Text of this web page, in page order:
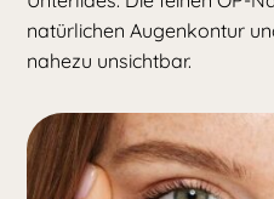
natürlichen Augenkontur
nahezu unsichtbar.